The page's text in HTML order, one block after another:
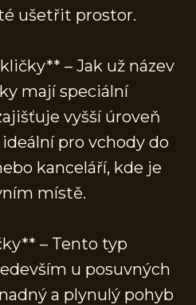
ušetřit prostor.
– Jak už název
mají speciální
vyšší úroveň
pro vchody do
kanceláří, kde je
místě.
– Tento typ
u posuvných
a plynulý pohyb